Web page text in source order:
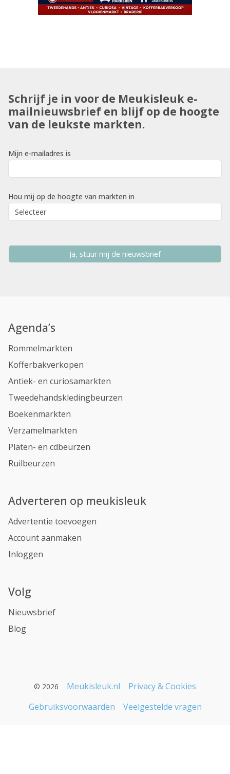
Schrijf je in voor de Meukisleuk e-
mailnieuwsbrief en blijf op de hoogte
van de leukste markten.
Mijn e-mailadres is
Hou mij op de hoogte van markten in
Ja, stuur mij de nieuwsbrief
Agenda’s
Rommelmarkten
Kofferbakverkopen
Antiek- en curiosamarkten
Tweedehandskledingbeurzen
Boekenmarkten
Verzamelmarkten
Platen- en cdbeurzen
Ruilbeurzen
Adverteren op meukisleuk
Advertentie toevoegen
Account aanmaken
Inloggen
Volg
Nieuwsbrief
Blog
© 2026 Meukisleuk.nl
Privacy & Cookies
Gebruiksvoorwaarden
Veelgestelde vragen